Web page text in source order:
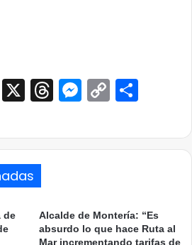
Telegram
X ThreadsCopy
de
Alcalde de Montería: “Es
absurdo lo que hace Ruta al
Mar incrementando tarifas de